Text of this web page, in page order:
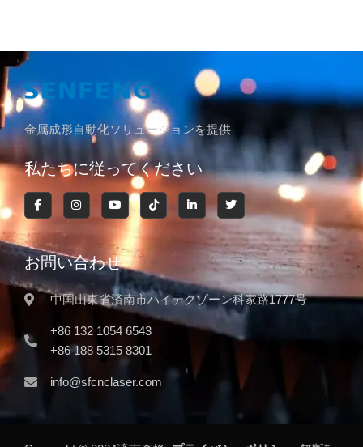
金属成形自動化ソリューションを提供
私たちに従ってください
お問い合わせ
中国山東省済南市ハイテクゾーン科家路1777号
+86 132 1054 6543
+86 188 5315 8301
info@sfcnclaser.com